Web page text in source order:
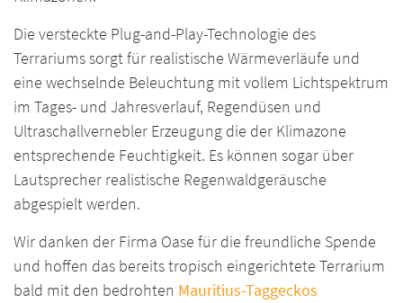
Die versteckte Plug-and-Play-Technologie des
Terrariums sorgt für realistische Wärmeverläufe und
eine wechselnde Beleuchtung mit vollem Lichtspektrum
im Tages- und Jahresverlauf, Regendüsen und
Ultraschallvernebler Erzeugung die der Klimazone
entsprechende Feuchtigkeit. Es können sogar über
Lautsprecher realistische Regenwaldgeräusche
abgespielt werden.
Wir danken der Firma Oase für die freundliche Spende
und hoffen das bereits tropisch eingerichtete Terrarium
bald mit den bedrohten Mauritius-Taggeckos